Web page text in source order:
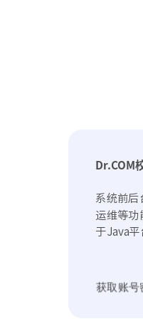
Dr.COM
系统前后
运维等功
于Java平
获取账号